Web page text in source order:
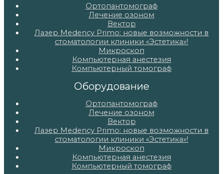
Ортопантомограф
Лечение озоном
Вектор
Лазер Medency Primo: новые возможности в
стоматологии клиники «Эстетика»!
Микроскоп
Компьютерная анестезия
Компьютерный томограф
Оборудование
Ортопантомограф
Лечение озоном
Вектор
Лазер Medency Primo: новые возможности в
стоматологии клиники «Эстетика»!
Микроскоп
Компьютерная анестезия
Компьютерный томограф